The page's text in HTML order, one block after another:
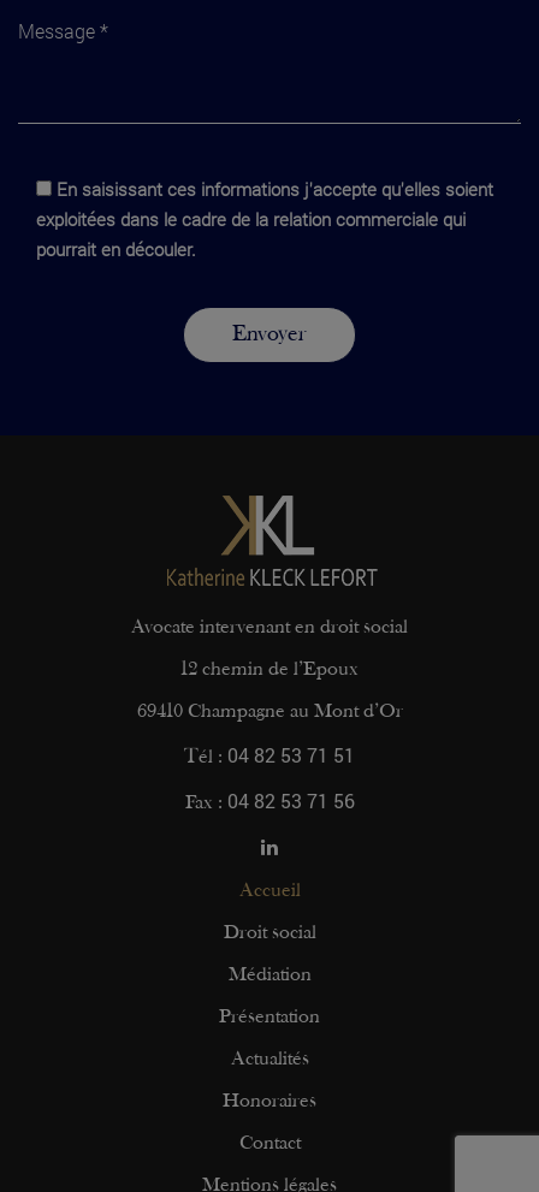
En saisissant ces informations j'accepte qu'elles soient
exploitées dans le cadre de la relation commerciale qui
pourrait en découler.
Avocate intervenant en droit social
12 chemin de l’Epoux
69410 Champagne au Mont d’Or
Tél : 04 82 53 71 51
Fax : 04 82 53 71 56
Accueil
Droit social
Médiation
Présentation
Actualités
Honoraires
Contact
Mentions légales